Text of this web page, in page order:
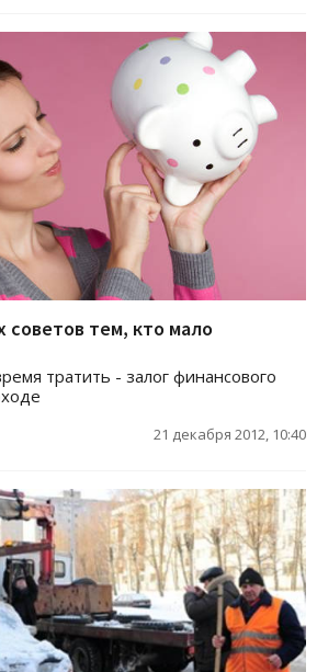
тем, кто мало
тратить - залог финансового
21 декабря 2012, 10:40